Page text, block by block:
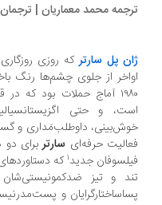
محمد معماریان | ترجمان
پل سارترکه روزی روزگاری
از جلوی چشم‌ها رنگ باخته
۱۹۸۰ آماج حملات بود که در
و حتی اگزیستانسیالیسم
داوطلب‌مَداری و
حرفه‌ایسارتربرای دو دسته
جدید که دستاوردهای
و تیز ضدکمونیستی‌شان
و